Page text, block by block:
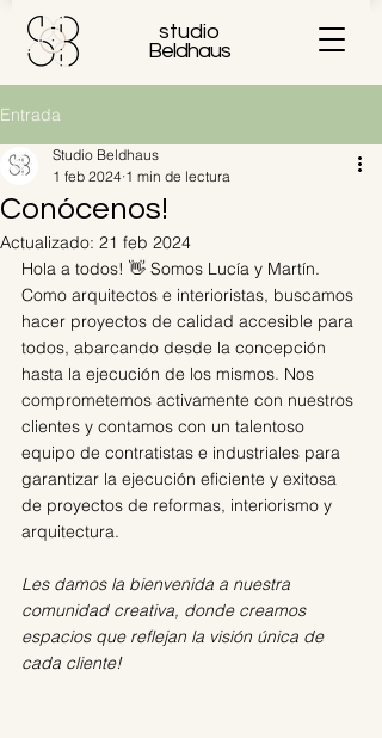
studio
Beldhaus
Entrada
Conócenos!
Studio Beldhaus
1 feb 2024 1 min de lectura
Actualizado: 21 feb 2024
Hola a todos! 👋 Somos Lucía y Martín.
Como arquitectos e interioristas, buscamos
hacer proyectos de calidad accesible para
todos, abarcando desde la concepción
hasta la ejecución de los mismos. Nos
comprometemos activamente con nuestros
clientes y contamos con un talentoso
equipo de contratistas e industriales para
garantizar la ejecución eficiente y exitosa
de proyectos de reformas, interiorismo y
arquitectura.
Les damos la bienvenida a nuestra
comunidad creativa, donde creamos
espacios que reflejan la visión única de
cada cliente!